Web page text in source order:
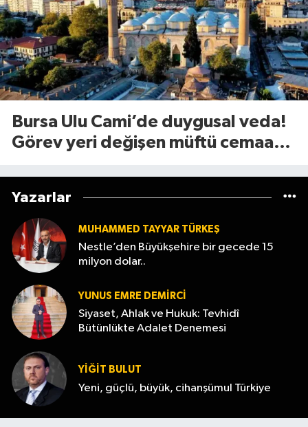
Bursa Ulu Cami’de duygusal veda!
Görev yeri değişen müftü cemaate
Yazarlar
MUHAMMED TAYYAR TÜRKEŞ
Nestle’den Büyükşehire bir gecede 15
milyon dolar..
YUNUS EMRE DEMIRCI
Siyaset, Ahlak ve Hukuk: Tevhidî
Bütünlükte Adalet Denemesi
YİĞİT BULUT
Yeni, güçlü, büyük, cihanşümul Türkiye